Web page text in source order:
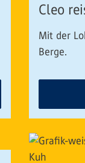
Cleo
Mit der
Berge.